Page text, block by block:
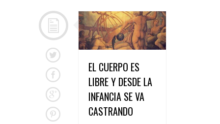
EL CUERPO ES
LIBRE Y DESDE LA
INFANCIA SE VA
CASTRANDO